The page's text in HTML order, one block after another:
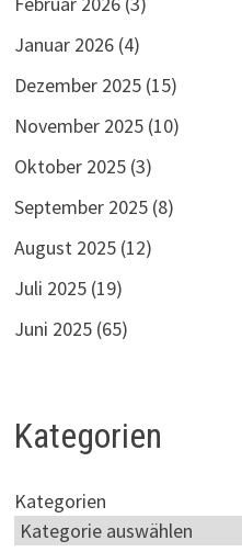
Januar 2026 (4)
Dezember 2025 (15)
November 2025 (10)
Oktober 2025 (3)
September 2025 (8)
August 2025 (12)
Juli 2025 (19)
Juni 2025 (65)
Kategorien
Kategorien